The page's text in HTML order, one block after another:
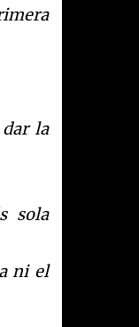
la
sola
ni el